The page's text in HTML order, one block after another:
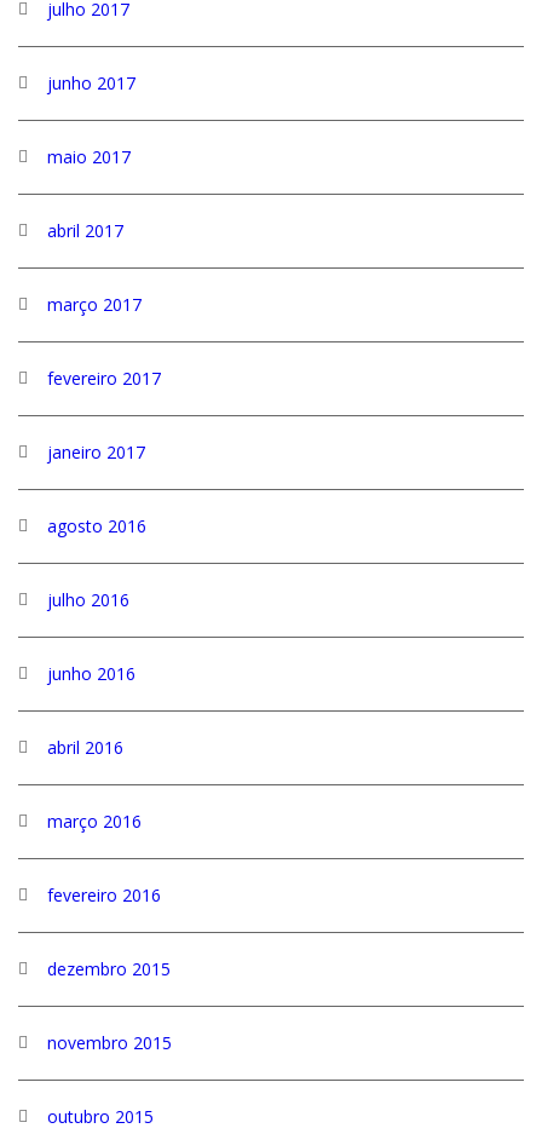
julho 2017
junho 2017
maio 2017
abril 2017
março 2017
fevereiro 2017
janeiro 2017
agosto 2016
julho 2016
junho 2016
abril 2016
março 2016
fevereiro 2016
dezembro 2015
novembro 2015
outubro 2015